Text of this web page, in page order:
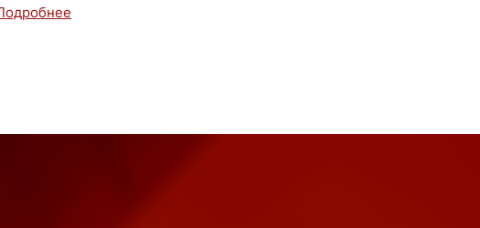
тем больше
как мно